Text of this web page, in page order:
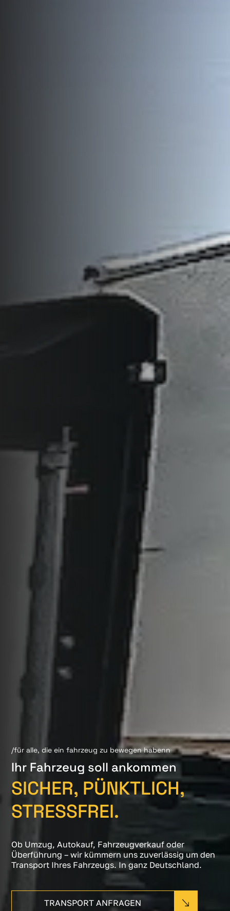
/für alle, die ein fahrzeug zu bewegen habenn
Ihr Fahrzeug soll ankommen
SICHER, PÜNKTLICH,
STRESSFREI.
Ob Umzug, Autokauf, Fahrzeugverkauf oder
Überführung – wir kümmern uns zuverlässig um den
Transport Ihres Fahrzeugs. In ganz Deutschland.
TRANSPORT ANFRAGEN